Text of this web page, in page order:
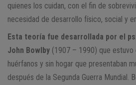
quienes los cuidan, con el fin de
necesidad de desarrollo físico, social y
Esta teoría fue desarrollada por el
John Bowlby (1907 – 1990) que
huérfanos y sin hogar que presentaban
después de la Segunda Guerra Mundial.